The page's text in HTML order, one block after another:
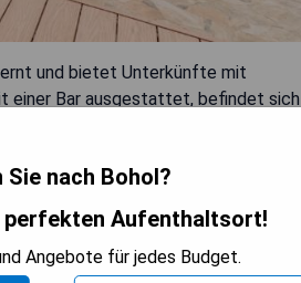
und bietet Unterkünfte mit
einer Bar ausgestattet, befindet sich
Außenpool und eine rund um
Sie nach Bohol?
perfekten Aufenthaltsort!
Angebote für jedes Budget.